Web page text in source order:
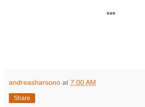
***
andreasharsono at 7:00 AM
Share